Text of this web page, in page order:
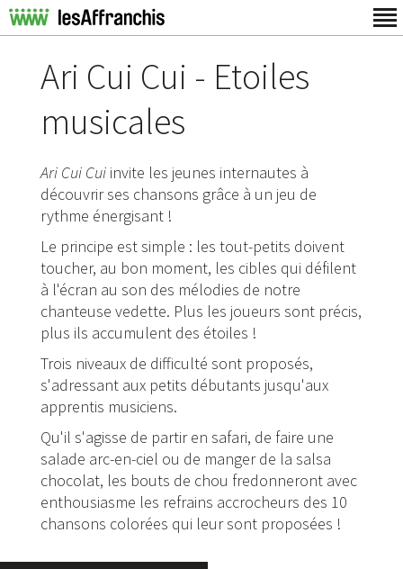
Ari Cui Cui - Etoiles
musicales
Ari Cui Cuiinvite les jeunes internautes à
découvrir ses chansons grâce à un jeu de
rythme énergisant !
Le principe est simple : les tout-petits doivent
toucher, au bon moment, les cibles qui défilent
à l'écran au son des mélodies de notre
chanteuse vedette. Plus les joueurs sont précis,
plus ils accumulent des étoiles !
Trois niveaux de difficulté sont proposés,
s'adressant aux petits débutants jusqu'aux
apprentis musiciens.
Qu'il s'agisse de partir en safari, de faire une
salade arc-en-ciel ou de manger de la salsa
chocolat, les bouts de chou fredonneront avec
enthousiasme les refrains accrocheurs des 10
chansons colorées qui leur sont proposées !